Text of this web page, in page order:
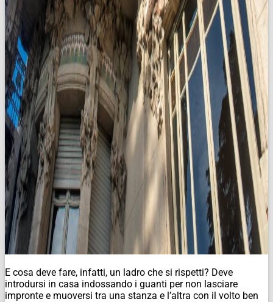
E cosa deve fare, infatti, un ladro che si rispetti? Deve
introdursi in casa indossando i guanti per non lasciare
impronte e muoversi tra una stanza e l’altra con il volto ben